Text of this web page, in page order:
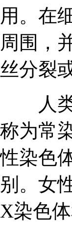
用。在
周围，
丝分裂
人类
称为常
性染色
别。女
X染色